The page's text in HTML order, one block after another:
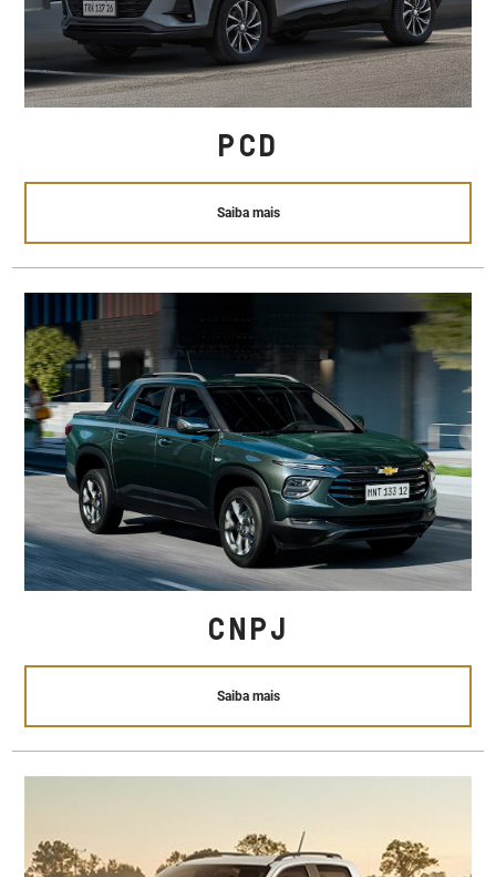
PCD
Saiba mais
CNPJ
Saiba mais